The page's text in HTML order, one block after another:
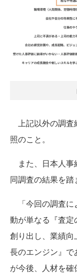
上記以外の調査
照のこと。
また、日本人事
同調査の結果を踏
「今回の調査に
動が単なる『査
創り出し、業績
長のエンジン』
が今後、人材を